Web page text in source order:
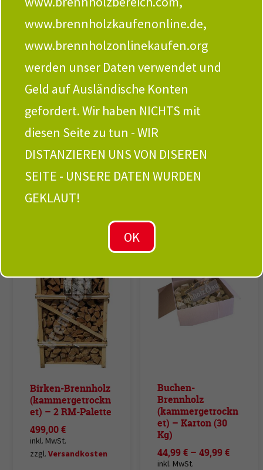
Buchen-
(kammergetrockn
et) – 2 RM-Palette
499,00 €
inkl. MwSt.
zum Produkt
Eichen-Brennholz
et) – 2 RM-Palette
499,00
inkl. MwSt.
zzgl.Versandkosten
zum Produkt
Birken-Brennholz
(kammergetrockn
et) – 2 RM-Palette
499,00€
inkl. MwSt.
zzgl.Versandkosten
Buchen-
Brennholz
(kammergetrockn
et) – Karton (30
Kg)
44,99€ – 49,99€
inkl. MwSt.
www.brennholzkaufenonline.de,
www.brennholzonlinekaufen.org
werden unser Daten verwendet und
Geld auf Ausländische Konten
gefordert. Wir haben NICHTS mit
diesen Seite zu tun - WIR
DISTANZIEREN UNS VON DISEREN
SEITE - UNSERE DATEN WURDEN
GEKLAUT!